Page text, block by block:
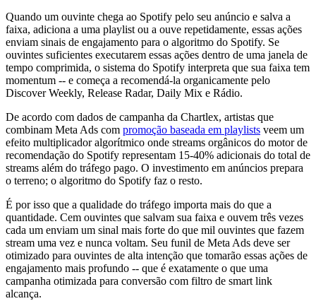
Quando um ouvinte chega ao Spotify pelo seu anúncio e salva a
faixa, adiciona a uma playlist ou a ouve repetidamente, essas ações
enviam sinais de engajamento para o algoritmo do Spotify. Se
ouvintes suficientes executarem essas ações dentro de uma janela de
tempo comprimida, o sistema do Spotify interpreta que sua faixa tem
momentum -- e começa a recomendá-la organicamente pelo
Discover Weekly, Release Radar, Daily Mix e Rádio.
De acordo com dados de campanha da Chartlex, artistas que
combinam Meta Ads com promoção baseada em playlists veem um
efeito multiplicador algorítmico onde streams orgânicos do motor de
recomendação do Spotify representam 15-40% adicionais do total de
streams além do tráfego pago. O investimento em anúncios prepara
o terreno; o algoritmo do Spotify faz o resto.
É por isso que a qualidade do tráfego importa mais do que a
quantidade. Cem ouvintes que salvam sua faixa e ouvem três vezes
cada um enviam um sinal mais forte do que mil ouvintes que fazem
stream uma vez e nunca voltam. Seu funil de Meta Ads deve ser
otimizado para ouvintes de alta intenção que tomarão essas ações de
engajamento mais profundo -- que é exatamente o que uma
campanha otimizada para conversão com filtro de smart link
alcança.